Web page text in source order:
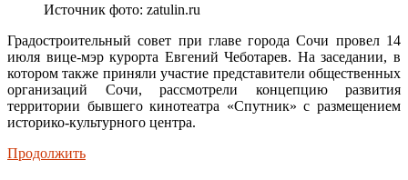
Источник фото: zatulin.ru
Градостроительный совет при главе города Сочи провел 14
июля вице-мэр курорта Евгений Чеботарев. На заседании, в
котором также приняли участие представители общественных
организаций Сочи, рассмотрели концепцию развития
территории бывшего кинотеатра «Спутник» с размещением
историко-культурного центра.
Продолжить